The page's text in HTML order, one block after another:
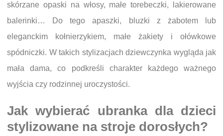
skórzane opaski na włosy, małe torebeczki, lakierowane
balerinki… Do tego apaszki, bluzki z żabotem lub
eleganckim kołnierzykiem, małe żakiety i ołówkowe
spódniczki. W takich stylizacjach dziewczynka wygląda jak
mała dama, co podkreśli charakter każdego ważnego
wyjścia czy rodzinnej uroczystości.
Jak wybierać ubranka dla dzieci
stylizowane na stroje dorosłych?